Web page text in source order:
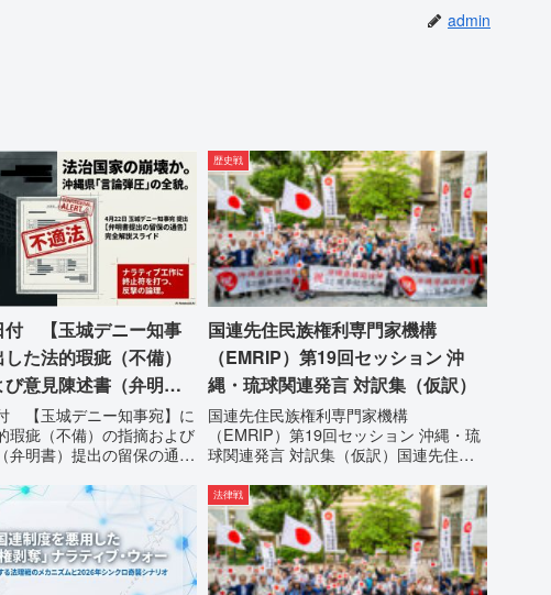
admin
付 【玉城デニー知事
た法的瑕疵（不備）
意見陳述書（弁明
留保の通告
【玉城デニー知事宛】に
瑕疵（不備）の指摘および
弁明書）提出の留保の通告
と意見陳述（弁明）留保の
した。沖縄県は、この時
めて軌道修正す...
歴史戦
国連先住民族権利専門家機構
（EMRIP）第19回セッション 沖
縄・琉球関連発言 対訳集（仮訳）
国連先住民族権利専門家機構
（EMRIP）第19回セッション 沖縄・琉
球関連発言 対訳集（仮訳）国連先住民
において行われた、沖縄・琉球の先住民
族指定、PFAS（有機フッ素化合物）問
題、米軍基地、伝統文化（...
法律戦